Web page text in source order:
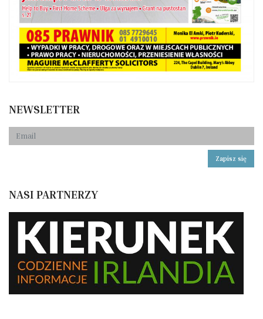
NEWSLETTER
Zapisz się
NASI PARTNERZY